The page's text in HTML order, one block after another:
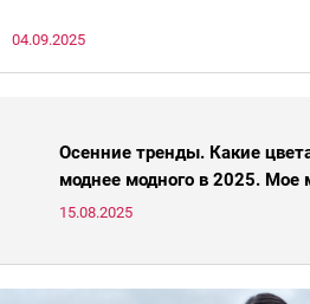
паники.
04.09.2025
Осенние тренды. Какие
моднее модного в 2025.
носить, а что нет
15.08.2025